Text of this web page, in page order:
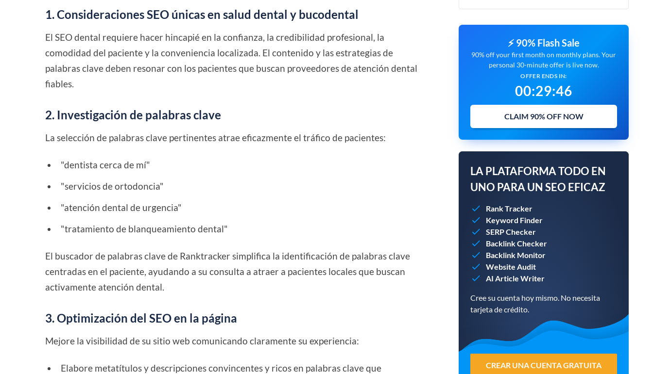
1. Consideraciones SEO únicas en salud dental y bucodental
El SEO dental requiere hacer hincapié en la confianza, la credibilidad profesional, la
comodidad del paciente y la conveniencia localizada. El contenido y las estrategias de
palabras clave deben resonar con los pacientes que buscan proveedores de atención dental
fiables.
2. Investigación de palabras clave
La selección de palabras clave pertinentes atrae eficazmente el tráfico de pacientes:
"dentista cerca de mí"
"servicios de ortodoncia"
"atención dental de urgencia"
"tratamiento de blanqueamiento dental"
El buscador de palabras clave de Ranktracker simplifica la identificación de palabras clave
centradas en el paciente, ayudando a su consulta a atraer a pacientes locales que buscan
activamente atención dental.
3. Optimización del SEO en la página
Mejore la visibilidad de su sitio web comunicando claramente su experiencia:
Elabore metatítulos y descripciones convincentes y ricos en palabras clave que
⚡ 90% Flash Sale
90% off your first month on monthly plans. Your
personal 30-minute offer is live now.
OFFER ENDS IN:
00:29:45
CLAIM 90% OFF NOW
LA PLATAFORMA TODO EN
UNO PARA UN SEO EFICAZ
Rank Tracker
Keyword Finder
SERP Checker
Backlink Checker
Backlink Monitor
Website Audit
AI Article Writer
Cree su cuenta hoy mismo. No necesita
tarjeta de crédito.
CREAR UNA CUENTA GRATUITA